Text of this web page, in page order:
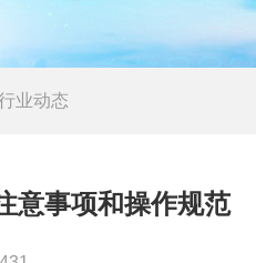
业动态
意事项和操作规范